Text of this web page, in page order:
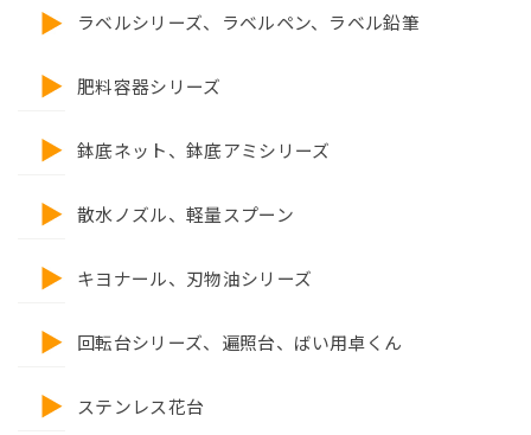
ラベルシリーズ、ラベルペン、ラベル鉛筆
肥料容器シリーズ
鉢底ネット、鉢底アミシリーズ
散水ノズル、軽量スプーン
キヨナール、刃物油シリーズ
回転台シリーズ、遍照台、ばい用卓くん
ステンレス花台